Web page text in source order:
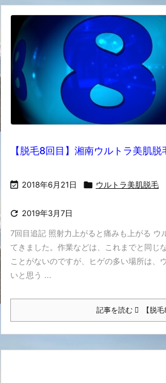
【脱毛8回目】湘南ウルトラ美肌
 2018年6月21日  ウルトラ美肌脱毛
 2019年3月7日
7回目追記 照射力上がると痛みも上がる ウ
てきました。作業などは、これまでと同じ
ことがないのですが、ヒゲの多い場所は、
いと思う ...
記事を読む 【脱毛